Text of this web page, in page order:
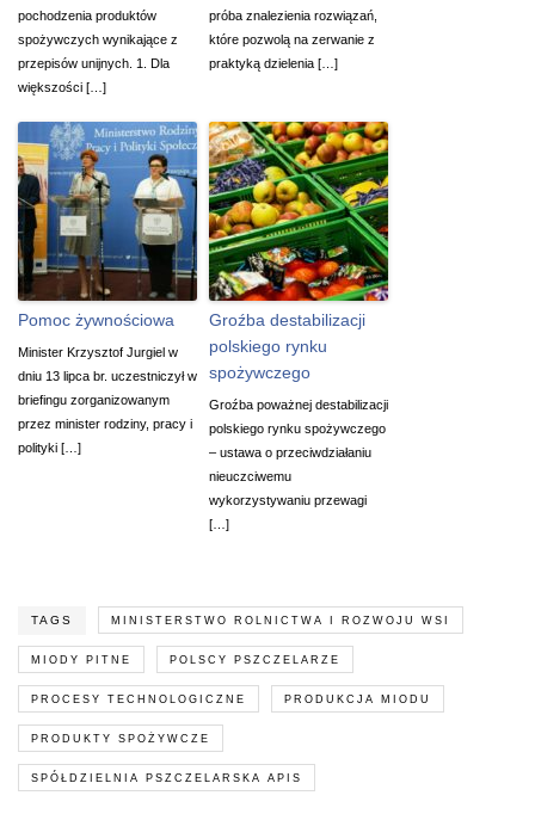
pochodzenia produktów
spożywczych wynikające z
przepisów unijnych. 1. Dla
większości […]
próba znalezienia rozwiązań,
które pozwolą na zerwanie z
praktyką dzielenia […]
Pomoc żywnościowa
Minister Krzysztof Jurgiel w
dniu 13 lipca br. uczestniczył w
briefingu zorganizowanym
przez minister rodziny, pracy i
polityki […]
Groźba destabilizacji
polskiego rynku
spożywczego
Groźba poważnej destabilizacji
polskiego rynku spożywczego
– ustawa o przeciwdziałaniu
nieuczciwemu
wykorzystywaniu przewagi
[…]
TAGS MINISTERSTWO ROLNICTWA I ROZWOJU WSI
MIODY PITNE POLSCY PSZCZELARZE
PROCESY TECHNOLOGICZNE PRODUKCJA MIODU
PRODUKTY SPOŻYWCZE
SPÓŁDZIELNIA PSZCZELARSKA APIS